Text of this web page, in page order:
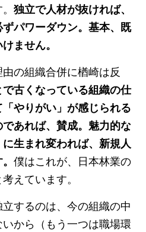
独立で人材が抜ければ、
パワーダウン。基本、既
ません。
の組織合併に楢崎は反
古くなっている組織の仕
やりがい」が感じられる
あれば、賛成。魅力的な
生まれ変われば、新規人
僕はこれが、日本林業の
えています。
するのは、今の組織の中
から（もう一つは職場環